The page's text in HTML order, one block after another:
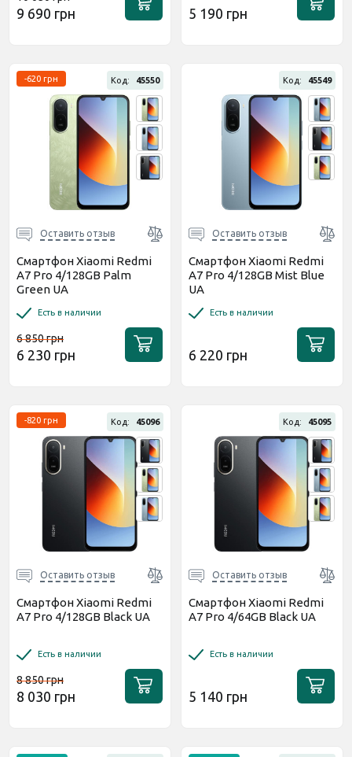
9 690 грн 5 190 грн
Код: 45550
-620 грн
Оставить отзыв
Смартфон Xiaomi Redmi
A7 Pro 4/128GB Palm
Green UA
Есть в наличии
6 850 грн
6 230 грн
Код: 45549
Оставить отзыв
Смартфон Xiaomi Redmi
A7 Pro 4/128GB Mist Blue
UA
Есть в наличии
6 220 грн
Код: 45096
-820 грн
Оставить отзыв
Смартфон Xiaomi Redmi
A7 Pro 4/128GB Black UA
Есть в наличии
8 850 грн
8 030 грн
Код: 45095
Оставить отзыв
Смартфон Xiaomi Redmi
A7 Pro 4/64GB Black UA
Есть в наличии
5 140 грн